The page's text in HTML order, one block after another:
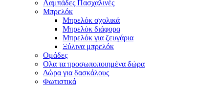
Λαμπάδες Πασχαλινές
Μπρελόκ
Μπρελόκ σχολικά
Μπρελόκ διάφορα
Μπρελόκ για ζευγάρια
Ξύλινα μπρελόκ
Ομάδες
Ολα τα προσωποποιημένα δώρα
Δώρα για δασκάλους
Φωτιστικά